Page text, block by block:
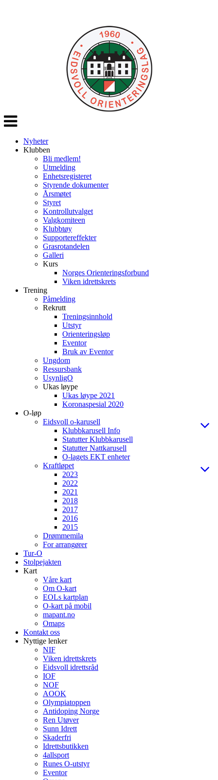
Veksle
navigasjon
Nyheter
Klubben
Bli medlem!
Utmelding
Enhetsregisteret
Styrende dokumenter
Årsmøtet
Styret
Kontrollutvalget
Valgkomiteen
Klubbtøy
Supportereffekter
Grasrotandelen
Galleri
Kurs
Norges Orienteringsforbund
Viken idrettskrets
Trening
Påmelding
Rekrutt
Treningsinnhold
Utstyr
Orienteringsløp
Eventor
Bruk av Eventor
Ungdom
Ressursbank
UsynligO
Ukas løype
Ukas løype 2021
Koronaspesial 2020
O-løp
Eidsvoll o-karusell
Klubbkarusell Info
Statutter Klubbkarusell
Statutter Nattkarusell
O-lagets EKT enheter
Kraftløpet
2023
2022
2021
2018
2017
2016
2015
Drømmemila
For arrangører
Tur-O
Stolpejakten
Kart
Våre kart
Om O-kart
EOLs kartplan
O-kart på mobil
mapant.no
Omaps
Kontakt oss
Nyttige lenker
NIF
Viken idrettskrets
Eidsvoll idrettsråd
IOF
NOF
AOOK
Olympiatoppen
Antidoping Norge
Ren Utøver
Sunn Idrett
Skaderfri
Idrettsbutikken
4allsport
Runes O-utstyr
Eventor